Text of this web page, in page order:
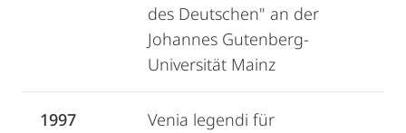
des Deutschen" an der
Johannes Gutenberg-
Universität Mainz
1997
Venia legendi für